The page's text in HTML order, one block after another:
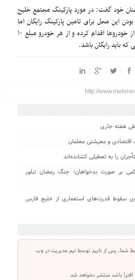
خود گفت: در مورد پارکینگ مجتمع خلیج
این محل برای تامین پارکینگ رایگان اما
نسبت به گرفتن حق پارکینگ از خودروها اقدام کرده و از هر خودرو مبلغ ۱۰
باید رایگان باشد.
http://
هفته جاری
اقتصادی و معیشتی معلمان
را به تعطیلی کشانده‌اند
بر صورت بدخواهان؛ جنگ رمضان تبلور
سقوط قدرت‌های استعماری از خلیج فارس
شما، پس از تایید توسط تیم مدیریت در وب
باشد منتشر نخواهد شد.